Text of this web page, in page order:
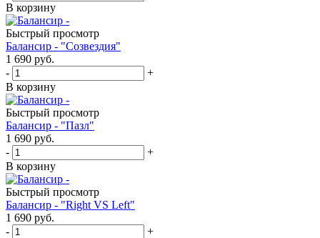
В корзину
Быстрый просмотр
Балансир - "Созвездия"
1 690 руб.
-
+
В корзину
Быстрый просмотр
Балансир - "Пазл"
1 690 руб.
-
+
В корзину
Быстрый просмотр
Балансир - "Right VS Left"
1 690 руб.
-
+